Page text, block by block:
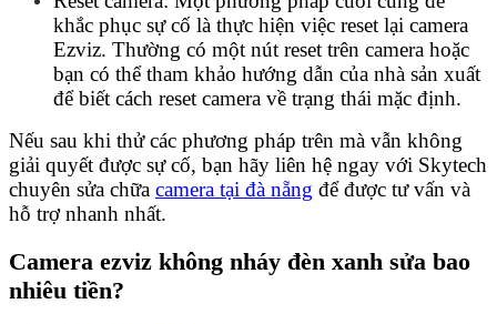
khắc phục sự cố là thực hiện việc reset lại camera
Ezviz. Thường có một nút reset trên camera hoặc
bạn có thể tham khảo hướng dẫn của nhà sản xuất
để biết cách reset camera về trạng thái mặc định.
Nếu sau khi thử các phương pháp trên mà vẫn không
giải quyết được sự cố, bạn hãy liên hệ ngay với Skytech
chuyên sửa chữa camera tại đà nẵng để được tư vấn và
hỗ trợ nhanh nhất.
Camera ezviz không nháy đèn xanh sửa bao
nhiêu tiền?